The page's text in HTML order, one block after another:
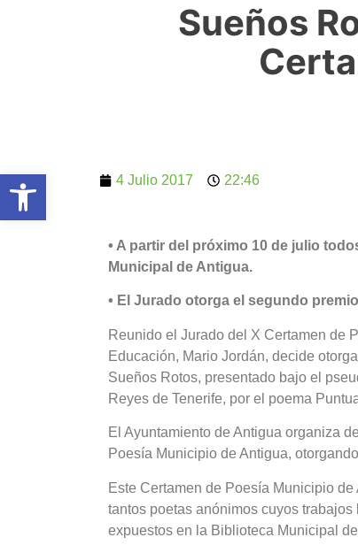
Sueños
4 Julio 2017 22:46
• A partir del próximo 10 de julio
Municipal de Antigua.
• El Jurado otorga el segundo
Reunido el Jurado del X Certamen de
Educación, Mario Jordán, decide
Sueños Rotos, presentado bajo el
Reyes de Tenerife, por el poema
El Ayuntamiento de Antigua organiza
Poesía Municipio de Antigua,
Este Certamen de Poesía Municipio
tantos poetas anónimos cuyos
expuestos en la Biblioteca Municipal
Abrir barra de herramientas